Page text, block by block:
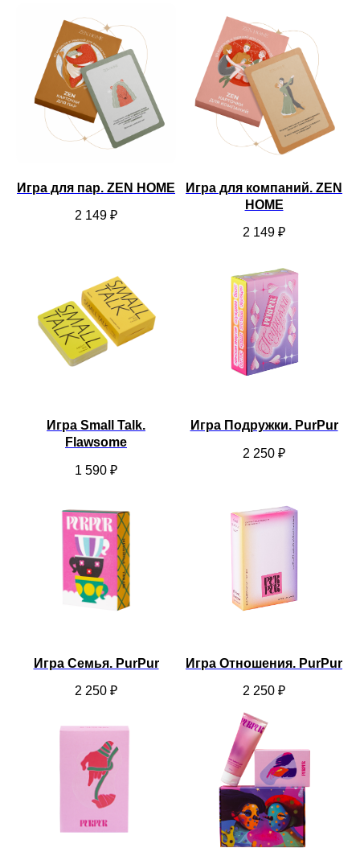
Игра для пар. ZEN HOME
2 149 ₽
Игра для компаний. ZEN
HOME
2 149 ₽
Игра Small Talk.
Flawsome
1 590 ₽
Игра Подружки. PurPur
2 250 ₽
Игра Семья. PurPur
2 250 ₽
Игра Отношения. PurPur
2 250 ₽